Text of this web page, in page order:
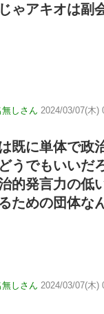
ゃアキオは副
しさん 2024/03/07(木)
既に単体で政
うでもいいだ
的発言力の低
ための団体な
しさん 2024/03/07(木)